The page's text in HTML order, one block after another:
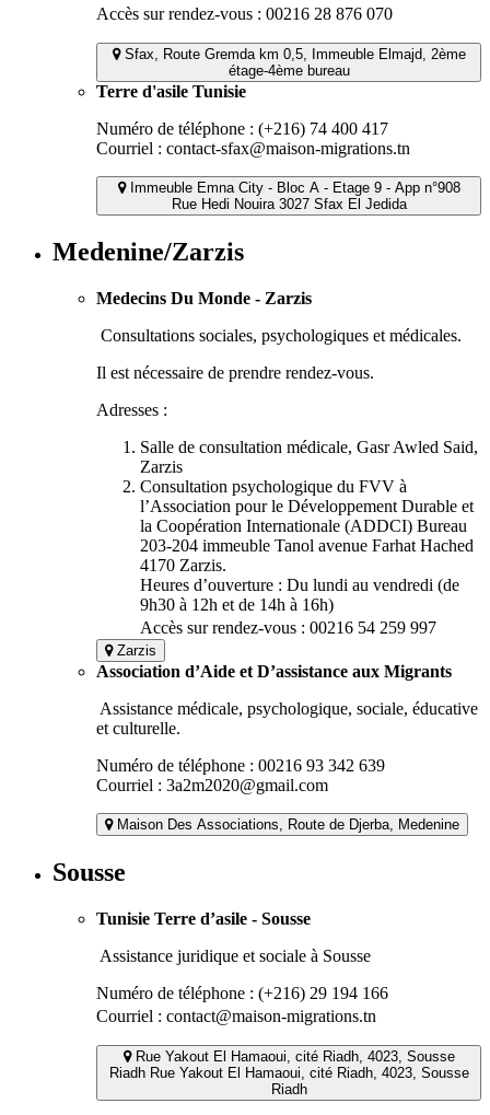
Accès sur rendez-vous : 00216 28 876 070
Sfax, Route Gremda km 0,5, Immeuble Elmajd, 2ème
étage-4ème bureau
Terre d'asile Tunisie
Numéro de téléphone : (+216) 74 400 417
Courriel : contact-sfax@maison-migrations.tn
Immeuble Emna City - Bloc A - Etage 9 - App n°908
Rue Hedi Nouira 3027 Sfax El Jedida
Medenine/Zarzis
Medecins Du Monde - Zarzis
Consultations sociales, psychologiques et médicales.
Il est nécessaire de prendre rendez-vous.
Adresses :
Salle de consultation médicale, Gasr Awled Said,
Zarzis
Consultation psychologique du FVV à
l’Association pour le Développement Durable et
la Coopération Internationale (ADDCI) Bureau
203-204 immeuble Tanol avenue Farhat Hached
4170 Zarzis.
Heures d’ouverture : Du lundi au vendredi (de
9h30 à 12h et de 14h à 16h)
Accès sur rendez-vous : 00216 54 259 997
Zarzis
Association d’Aide et D’assistance aux Migrants
Assistance médicale, psychologique, sociale, éducative
et culturelle.
Numéro de téléphone : 00216 93 342 639
Courriel : 3a2m2020@gmail.com
Maison Des Associations, Route de Djerba, Medenine
Sousse
Tunisie Terre d’asile - Sousse
Assistance juridique et sociale à Sousse
Numéro de téléphone : (+216) 29 194 166
Courriel : contact@maison-migrations.tn
Rue Yakout El Hamaoui, cité Riadh, 4023, Sousse
Riadh Rue Yakout El Hamaoui, cité Riadh, 4023, Sousse
Riadh